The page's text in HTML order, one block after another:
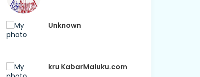
Unknown
kru KabarMaluku.com